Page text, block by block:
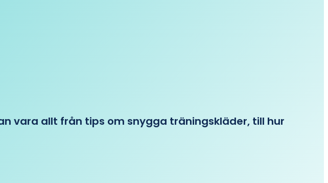
vara allt från tips om snygga träningskläder, till hur